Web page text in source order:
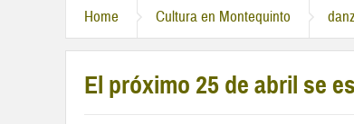
Home Cultura en Montequinto
El próximo 25 de abril se